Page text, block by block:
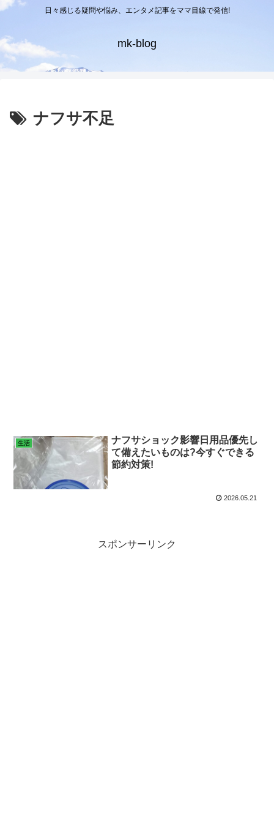
日々感じる疑問や悩み、エンタメ記事をママ目線で発信!
mk-blog
ナフサ不足
生活
ナフサショック影響日用品優先し
て備えたいものは?今すぐできる
節約対策!
2026.05.21
スポンサーリンク